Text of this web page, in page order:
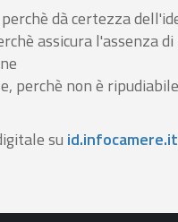
dà certezza
assicura l'assenza
perchè non è ripudiabile
su id.infocamere.it